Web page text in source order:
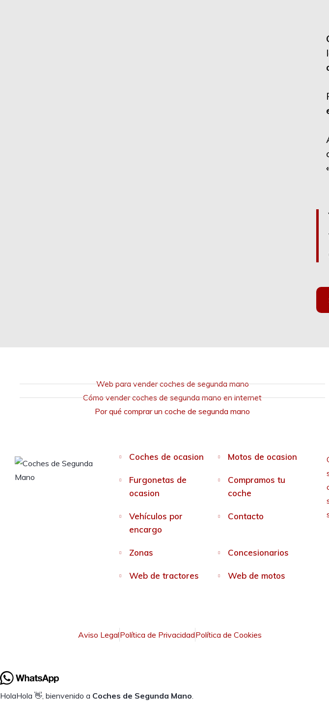
Web para vender coches de segunda mano
Cómo vender coches de segunda mano en internet
Por qué comprar un coche de segunda mano
Coches de ocasion Motos de ocasion
Furgonetas de
ocasion
Compramos tu
coche
Vehículos por
encargo
Contacto
Zonas Concesionarios
Web de tractores Web de motos
Aviso LegalPolítica de PrivacidadPolítica de Cookies
HolaHola 👋, bienvenido a Coches de Segunda Mano.